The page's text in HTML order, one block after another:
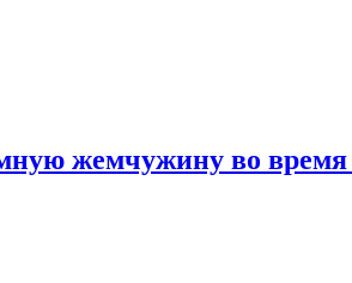
жемчужину во время